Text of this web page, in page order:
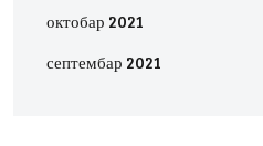
октобар 2021
септембар 2021